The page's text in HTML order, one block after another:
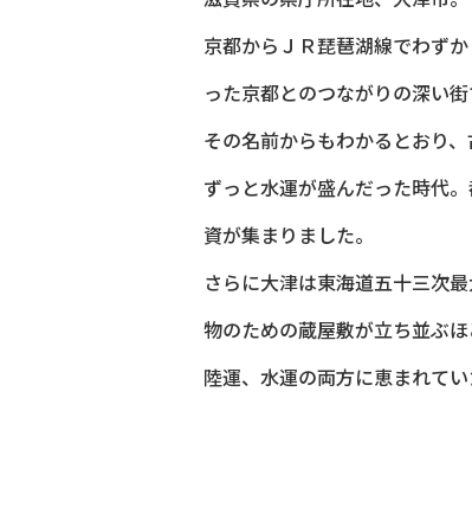
京都からＪＲ琵琶湖線でわず
った京都とのつながりの深い街
その名前からもわかるとおり
ずっと水運が盛んだった時代
資が集まりました。
さらに大津は東海道五十三次
物のための蔵屋敷が立ち並ぶほ
陸運、水運の両方に恵まれて